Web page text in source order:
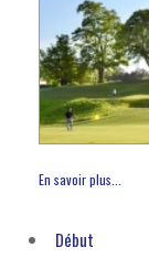
En savoir plus...
Début